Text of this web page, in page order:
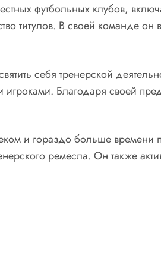
футбольных клубов,
титулов. В своей команде он
себя тренерской
Благодаря своей
и гораздо больше
ремесла. Он также